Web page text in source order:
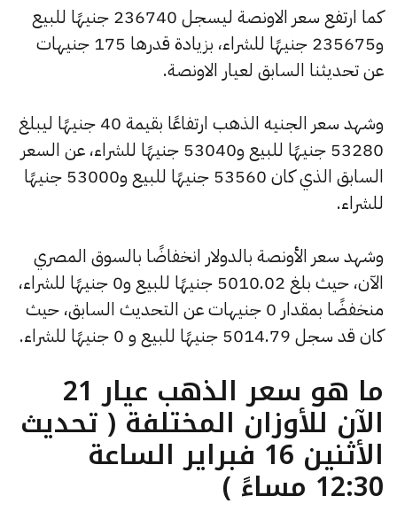
كما ارتفع سعر الاونصة ليسجل 236740 جنيهًا للبيع
و235675 جنيهًا للشراء، بزيادة قدرها 175 جنيهات
عن تحديثنا السابق لعيار الاونصة.
وشهد سعر الجنيه الذهب ارتفاعًا بقيمة 40 جنيهًا ليبلغ
53280 جنيهًا للبيع و53040 جنيهًا للشراء، عن السعر
السابق الذي كان 53560 جنيهًا للبيع و53000 جنيهًا
للشراء.
وشهد سعر الأونصة بالدولار انخفاضًا بالسوق المصري
الآن، حيث بلغ 5010.02 جنيهًا للبيع و0 جنيهًا للشراء،
منخفضًا بمقدار 0 جنيهات عن التحديث السابق، حيث
كان قد سجل 5014.79 جنيهًا للبيع و 0 جنيهًا للشراء.
ما هو سعر الذهب عيار 21
الآن للأوزان المختلفة ( تحديث
الأثنين 16 فبراير الساعة
12:30 مساءً )